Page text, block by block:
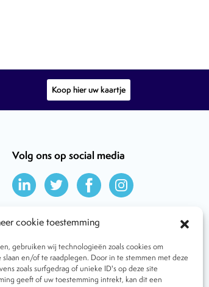
cookie toestemming
gebruiken wij technologieën zoals cookies om
en/of te raadplegen. Door in te stemmen met deze
zoals surfgedrag of unieke ID's op deze site
geeft of uw toestemming intrekt, kan dit een
Koop hier uw kaartje
Volg ons op social media